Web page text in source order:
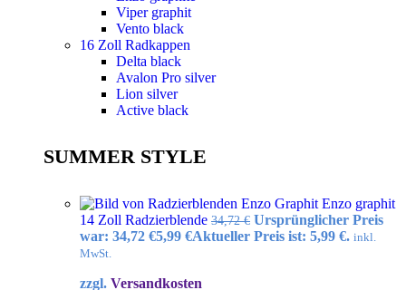
Viper graphit
Vento black
16 Zoll Radkappen
Delta black
Avalon Pro silver
Lion silver
Active black
SUMMER STYLE
Enzo graphit
14 Zoll Radzierblende 34,72€ Ursprünglicher Preis
war: 34,72 €5,99 €Aktueller Preis ist: 5,99 €. inkl.
MwSt.
zzgl. Versandkosten